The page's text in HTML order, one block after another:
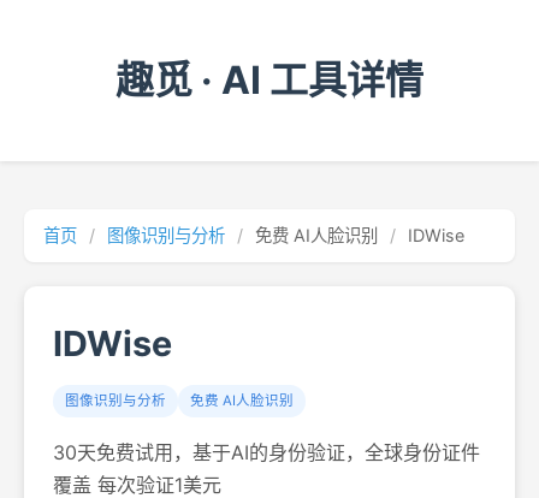
趣觅 · AI 工具详情
首页 / 图像识别与分析 / 免费 AI人脸识别 / IDWise
IDWise
图像识别与分析 免费 AI人脸识别
30天免费试用，基于AI的身份验证，全球身份证件
覆盖 每次验证1美元